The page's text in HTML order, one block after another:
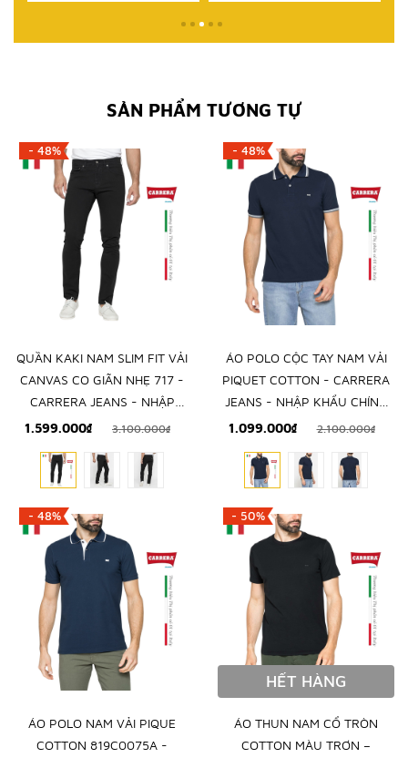
SẢN PHẨM TƯƠNG TỰ
- 48%
QUẦN KAKI NAM SLIM FIT VẢI
CANVAS CO GIÃN NHẸ 717 -
CARRERA JEANS - NHẬP
KHẨU CHÍNH NGẠCH TỪ Ý
1.599.000₫ 3.100.000₫
- 48%
ÁO POLO CỘC TAY NAM VẢI
PIQUET COTTON - CARRERA
JEANS - NHẬP KHẨU CHÍNH
NGẠCH TỪ ITALIA
1.099.000₫ 2.100.000₫
- 48%
ÁO POLO NAM VẢI PIQUE
COTTON 819C0075A -
- 50%
HẾT HÀNG
ÁO THUN NAM CỔ TRÒN
COTTON MÀU TRƠN –